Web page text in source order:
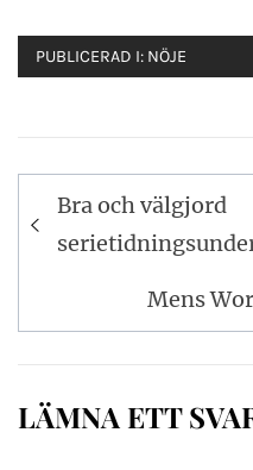
PUBLICERAD I: NÖJE
Bra och välgjord
Mens
LÄMNA ETT